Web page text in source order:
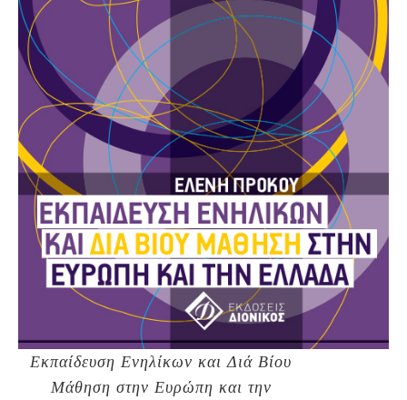
Εκπαίδευση Ενηλίκων και Διά Βίου
Μάθηση στην Ευρώπη και την